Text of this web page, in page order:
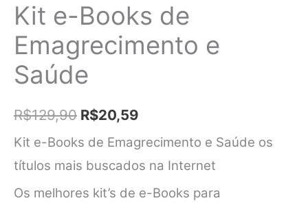
Kit e-Books de
Emagrecimento e
Saúde
R$129,90 O
preço
original
era:
R$20,59
preço
atual
é:
Kit e-Books de Emagrecimento e Saúde os
títulos mais buscados na Internet
Os melhores kit’s de e-Books para